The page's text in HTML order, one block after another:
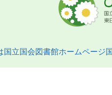
国立国会図書館ホームページ